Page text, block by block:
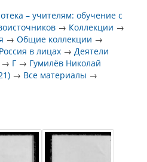
– учителям: обучение с
→ Коллекции →
→Общие коллекции →
Россия в лицах → Деятели
→ Г → Гумилёв Николай
→ Все материалы →